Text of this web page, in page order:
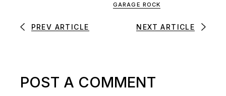
GARAGE ROCK
PREV ARTICLE NEXT ARTICLE
POST A COMMENT